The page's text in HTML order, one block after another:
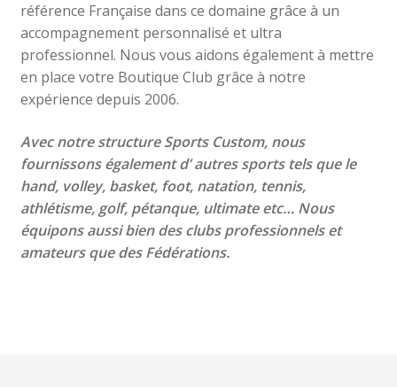
référence Française dans ce domaine grâce à un
accompagnement personnalisé et ultra
professionnel. Nous vous aidons également à mettre
en place votre Boutique Club grâce à notre
expérience depuis 2006.
Avec notre structure Sports Custom, nous
fournissons également d’ autres sports tels que le
hand, volley, basket, foot, natation, tennis,
athlétisme, golf, pétanque, ultimate etc… Nous
équipons aussi bien des clubs professionnels et
amateurs que des Fédérations.